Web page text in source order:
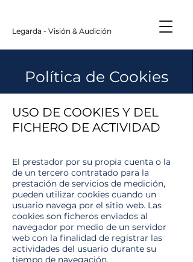
Legarda - Visión & Audición
USO DE COOKIES Y DEL
FICHERO DE ACTIVIDAD
El prestador por su propia cuenta o la
de un tercero contratado para la
prestación de servicios de medición,
pueden utilizar cookies cuando un
usuario navega por el sitio web. Las
cookies son ficheros enviados al
navegador por medio de un servidor
web con la finalidad de registrar las
actividades del usuario durante su
tiempo de navegación.
Política de Cookies